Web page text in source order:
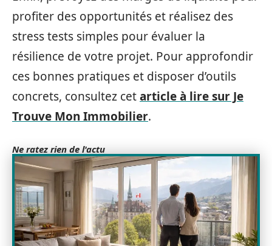
profiter des opportunités et réalisez des
stress tests simples pour évaluer la
résilience de votre projet. Pour approfondir
ces bonnes pratiques et disposer d’outils
concrets, consultez cetarticle à lire sur Je
Trouve Mon Immobilier.
Ne ratez rien de l'actu